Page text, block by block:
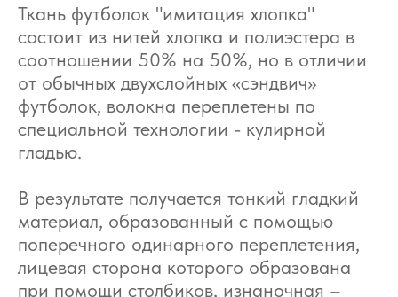
Ткань футболок "имитация хлопка"
состоит из нитей хлопка и полиэстера в
соотношении 50% на 50%, но в отличии
от обычных двухслойных «сэндвич»
футболок, волокна переплетены по
специальной технологии - кулирной
гладью.
В результате получается тонкий гладкий
материал, образованный с помощью
поперечного одинарного переплетения,
лицевая сторона которого образована
при помощи столбиков, изнаночная –